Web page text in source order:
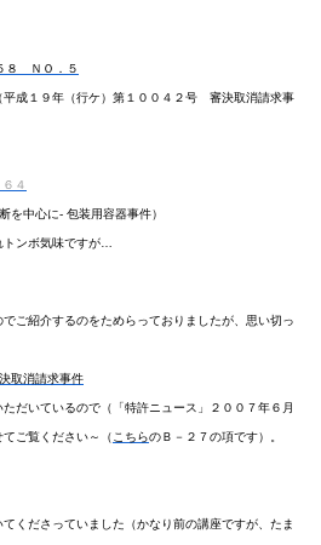
８ ＮＯ．５
成１９年（行ケ）第１００４２号 審決取消請求事
４
を中心に- 包装用容器事件）
ンボ気味ですが…
ご紹介するのをためらっておりましたが、思い切っ
取消請求事件
だいているので（「特許ニュース」２００７年６月
ご覧ください～（ こちらのＢ－２７の項です）。
ださっていました（かなり前の講座ですが、たま